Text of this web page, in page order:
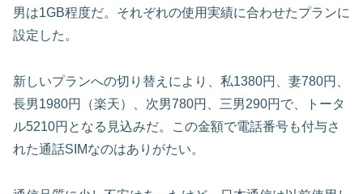
男は1GB程度だ。それぞれの使用実績に合わせたプランに
設定した。
新しいプランへの切り替えにより、私1380円、妻780円、
長男1980円（楽天）、次男780円、三男290円で、トータ
ル5210円となる見込みだ。この金額で電話番号も付与さ
れた通話SIMなのはありがたい。